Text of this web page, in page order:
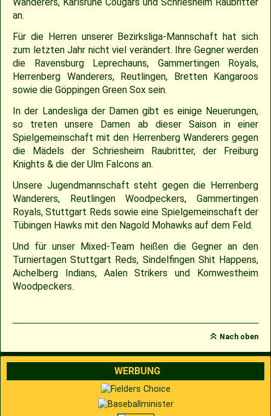
Wanderers, Karlsruhe Cougars und Schriesheim Raubritter
an.
Für die Herren unserer Bezirksliga-Mannschaft hat sich
zum letzten Jahr nicht viel verändert. Ihre Gegner werden
die Ravensburg Leprechauns, Gammertingen Royals,
Herrenberg Wanderers, Reutlingen, Bretten Kangaroos
sowie die Göppingen Green Sox sein.
In der Landesliga der Damen gibt es einige Neuerungen,
so treten unsere Damen ab dieser Saison in einer
Spielgemeinschaft mit den Herrenberg Wanderers gegen
die Mädels der Schriesheim Raubritter, der Freiburg
Knights & die der Ulm Falcons an.
Unsere Jugendmannschaft steht gegen die Herrenberg
Wanderers, Reutlingen Woodpeckers, Gammertingen
Royals, Stuttgart Reds sowie eine Spielgemeinschaft der
Tübingen Hawks mit den Nagold Mohawks auf dem Feld.
Und für unser Mixed-Team heißen die Gegner an den
Turniertagen Stuttgart Reds, Sindelfingen Shit Happens,
Aichelberg Indians, Aalen Strikers und Kornwestheim
Woodpeckers.
Nach oben
WERBUNG
2007
Saison 2009